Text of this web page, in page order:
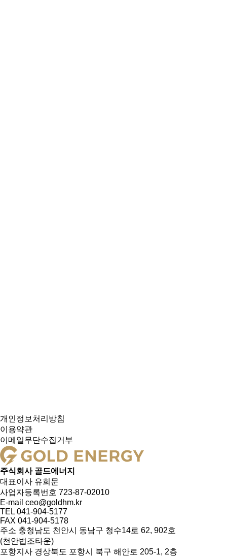
개인정보처리방침
이용약관
이메일무단수집거부
주식회사 골드에너지
대표이사 유희문
사업자등록번호 723-87-02010
E-mail ceo@goldhm.kr
TEL 041-904-5177
FAX 041-904-5178
주소 충청남도 천안시 동남구 청수14로 62, 902호
(천안법조타운)
포항지사 경상북도 포항시 북구 해안로 205-1, 2층